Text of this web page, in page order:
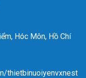
Hóc Môn, Hồ Chí
thietbinuoiyenvxnest